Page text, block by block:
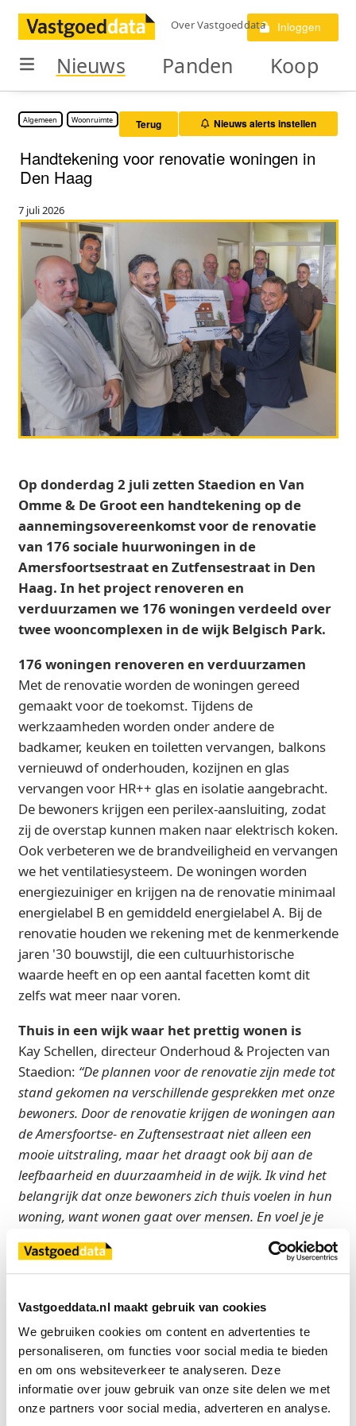
Vastgoeddata.nl maakt gebruik van cookies
We gebruiken cookies om content en advertenties te
personaliseren, om functies voor social media te bieden
en om ons websiteverkeer te analyseren. Deze
informatie over jouw gebruik van onze site delen we met
onze partners voor social media, adverteren en analyse.
Over Vastgoeddata Inloggen
Nieuws Panden Koop
Algemeen Woonruimte Terug Nieuws alerts instellen
Handtekening voor renovatie woningen in
Den Haag
7 juli 2026
Op donderdag 2 juli zetten Staedion en Van
Omme & De Groot een handtekening op de
aannemingsovereenkomst voor de renovatie
van 176 sociale huurwoningen in de
Amersfoortsestraat en Zutfensestraat in Den
Haag. In het project renoveren en
verduurzamen we 176 woningen verdeeld over
twee wooncomplexen in de wijk Belgisch Park.
176 woningen renoveren en verduurzamen
Met de renovatie worden de woningen gereed
gemaakt voor de toekomst. Tijdens de
werkzaamheden worden onder andere de
badkamer, keuken en toiletten vervangen, balkons
vernieuwd of onderhouden, kozijnen en glas
vervangen voor HR++ glas en isolatie aangebracht.
De bewoners krijgen een perilex-aansluiting, zodat
zij de overstap kunnen maken naar elektrisch koken.
Ook verbeteren we de brandveiligheid en vervangen
we het ventilatiesysteem. De woningen worden
energiezuiniger en krijgen na de renovatie minimaal
energielabel B en gemiddeld energielabel A. Bij de
renovatie houden we rekening met de kenmerkende
jaren '30 bouwstijl, die een cultuurhistorische
waarde heeft en op een aantal facetten komt dit
zelfs wat meer naar voren.
Thuis in een wijk waar het prettig wonen is
Kay Schellen, directeur Onderhoud & Projecten van
Staedion: “De plannen voor de renovatie zijn mede tot
stand gekomen na verschillende gesprekken met onze
bewoners. Door de renovatie krijgen de woningen aan
de Amersfoortse- en Zuftensestraat niet alleen een
mooie uitstraling, maar het draagt ook bij aan de
leefbaarheid en duurzaamheid in de wijk. Ik vind het
belangrijk dat onze bewoners zich thuis voelen in hun
woning, want wonen gaat over mensen. En voel je je
thuis, dan komt dat gevoel ook ten goede aan je eigen
omgeving en buurt.“
De Groot vult aan:“We mogen binnenkort starten
met de hoogwaardige renovatie van deze woningen
naar hedendaags wooncomfort, duurzaamheid en
het behoud van de karakteristieke architectuur. We
zijn we een bedrijf met meer dan 100 jaar ervaring,
waaraan ik zelf ruim 40 jaar bij heb mogen dragen.